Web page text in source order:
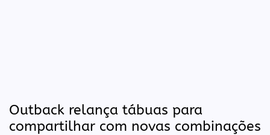
Outback relança tábuas para
compartilhar com novas combinações